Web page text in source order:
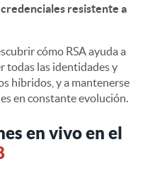
resistente a
cómo RSA ayuda a
todas las identidades y
híbridos, y a mantenerse
en constante evolución.
en vivo en el